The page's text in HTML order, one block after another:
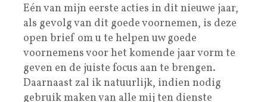
Eén van mijn eerste acties in dit nieuwe jaar,
als gevolg van dit goede voornemen, is deze
open brief om u te helpen uw goede
voornemens voor het komende jaar vorm te
geven en de juiste focus aan te brengen.
Daarnaast zal ik natuurlijk, indien nodig
gebruik maken van alle mij ten dienste